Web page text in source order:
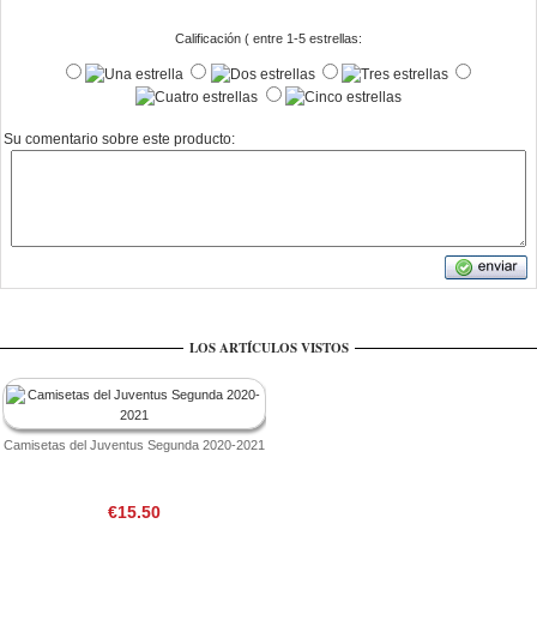
Calificación ( entre 1-5 estrellas:
Su comentario sobre este producto:
LOS ARTÍCULOS VISTOS
Camisetas del Juventus Segunda 2020-2021
€15.50